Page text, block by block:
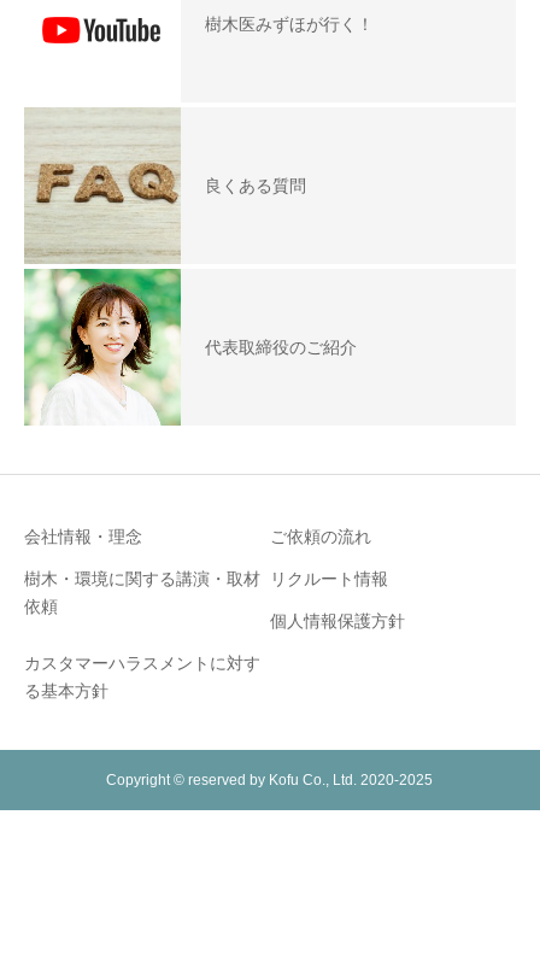
樹木医みずほが行く！
良くある質問
代表取締役のご紹介
会社情報・理念 ご依頼の流れ
樹木・環境に関する講演・取材
依頼
リクルート情報
個人情報保護方針
カスタマーハラスメントに対す
る基本方針
Copyright © reserved by Kofu Co., Ltd. 2020-2025